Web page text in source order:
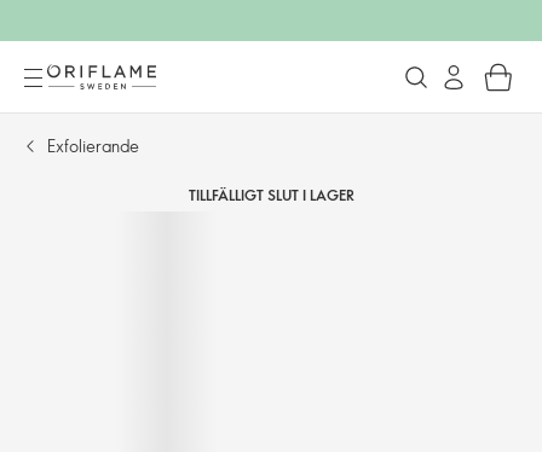
Exfolierande
TILLFÄLLIGT SLUT I LAGER